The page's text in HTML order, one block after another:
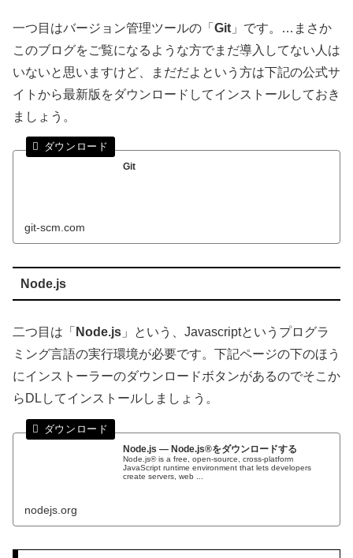
一つ目はバージョン管理ツールの「 Git 」です。…まさか
このブログをご覧になるような方でまだ導入してない人は
いないと思いますけど、まだだよという方は下記の公式サ
イトから最新版をダウンロードしてインストールしておき
ましょう。
Git
git-scm.com
Node.js
二つ目は「 Node.js 」という、Javascriptというプログラ
ミング言語の実行環境が必要です。下記ページの下のほう
にインストーラーのダウンロードボタンがあるのでそこか
らDLしてインストールしましょう。
Node.js — Node.js®をダウンロードする
Node.js® is a free, open-source, cross-platform
JavaScript runtime environment that lets developers
create servers, web ...
nodejs.org